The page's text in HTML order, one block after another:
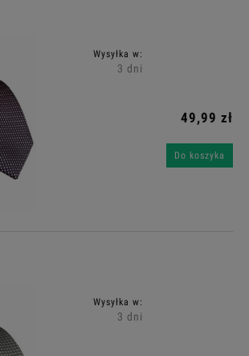
Wysyłka w:
3 dni
49,99 zł
Do koszyka
Wysyłka w:
3 dni